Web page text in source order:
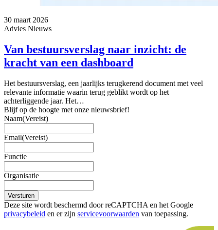
30 maart 2026
Advies Nieuws
Van bestuursverslag naar inzicht: de
kracht van een dashboard
Het bestuursverslag, een jaarlijks terugkerend document met veel
relevante informatie waarin terug geblikt wordt op het
achterliggende jaar. Het…
Blijf op de hoogte met onze nieuwsbrief!
Naam(Vereist)
Email(Vereist)
Functie
Organisatie
Versturen
Deze site wordt beschermd door reCAPTCHA en het Google
privacybeleid en er zijn servicevoorwaarden van toepassing.